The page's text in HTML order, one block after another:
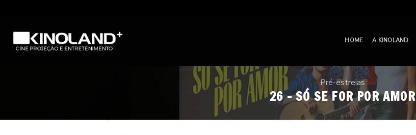
content
HOME A KINOLAND
Pré-estreias
26 – SÓ SE FOR POR AMOR